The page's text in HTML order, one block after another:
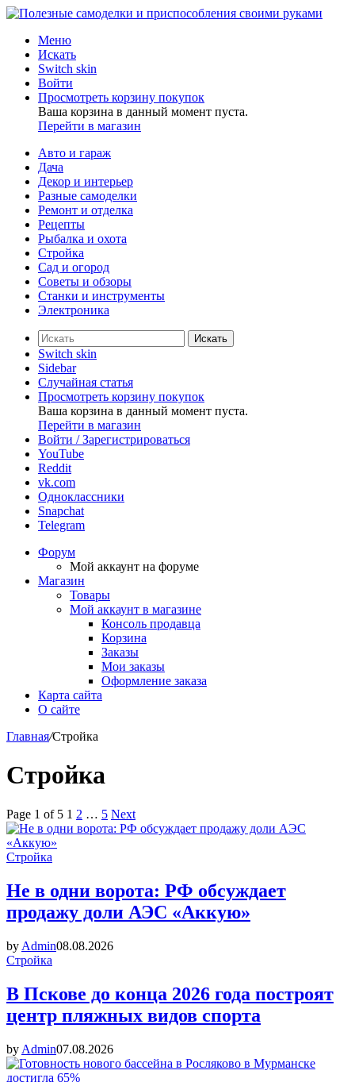
Меню
Искать
Switch skin
Войти
Просмотреть корзину покупок
Ваша корзина в данный момент пуста.
Перейти в магазин
Авто и гараж
Дача
Декор и интерьер
Разные самоделки
Ремонт и отделка
Рецепты
Рыбалка и охота
Стройка
Сад и огород
Советы и обзоры
Станки и инструменты
Электроника
Искать
Switch skin
Sidebar
Случайная статья
Просмотреть корзину покупок
Ваша корзина в данный момент пуста.
Перейти в магазин
Войти / Зарегистрироваться
YouTube
Reddit
vk.com
Одноклассники
Snapchat
Telegram
Форум
Мой аккаунт на форуме
Магазин
Товары
Мой аккаунт в магазине
Консоль продавца
Корзина
Заказы
Мои заказы
Оформление заказа
Карта сайта
О сайте
Главная/Стройка
Стройка
Page 1 of 5 1 2 … 5 Next
Стройка
Не в одни ворота: РФ обсуждает
продажу доли АЭС «Аккую»
by Admin08.08.2026
Стройка
В Пскове до конца 2026 года построят
центр пляжных видов спорта
by Admin07.08.2026